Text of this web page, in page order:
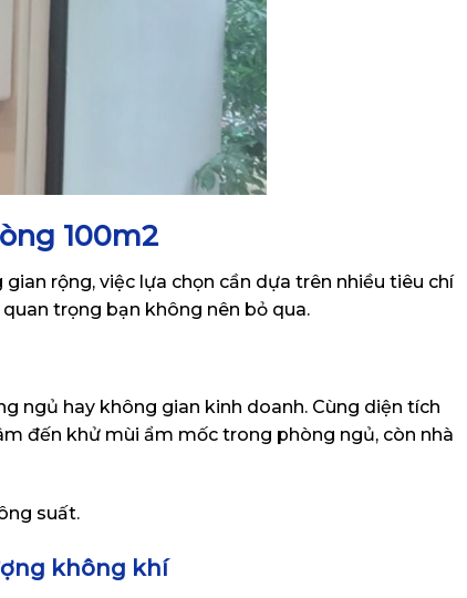
100m2
rộng, việc lựa chọn cần dựa trên nhiều tiêu chí
trọng bạn không nên bỏ qua.
ngủ hay không gian kinh doanh. Cùng diện tích
đến khử mùi ẩm mốc trong phòng ngủ, còn nhà
suất.
không khí